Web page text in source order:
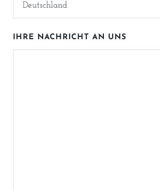
IHRE NACHRICHT AN UNS